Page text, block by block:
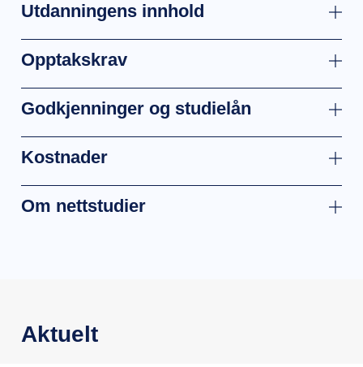
Utdanningens innhold
Opptakskrav
Godkjenninger og studielån
Kostnader
Om nettstudier
Aktuelt